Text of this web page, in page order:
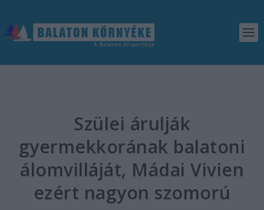
Szülei árulják
gyermekkorának balatoni
álomvilláját, Mádai Vivien
ezért nagyon szomorú